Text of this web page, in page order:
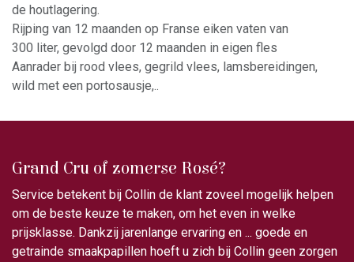
de houtlagering.
Rijping van 12 maanden op Franse eiken vaten van
300 liter, gevolgd door 12 maanden in eigen fles
Aanrader bij rood vlees, gegrild vlees, lamsbereidingen,
wild met een portosausje,..
Grand Cru of zomerse Rosé?
Service betekent bij Collin de klant zoveel mogelijk helpen
om de beste keuze te maken, om het even in welke
prijsklasse. Dankzij jarenlange ervaring en ... goede en
getrainde smaakpapillen hoeft u zich bij Collin geen zorgen